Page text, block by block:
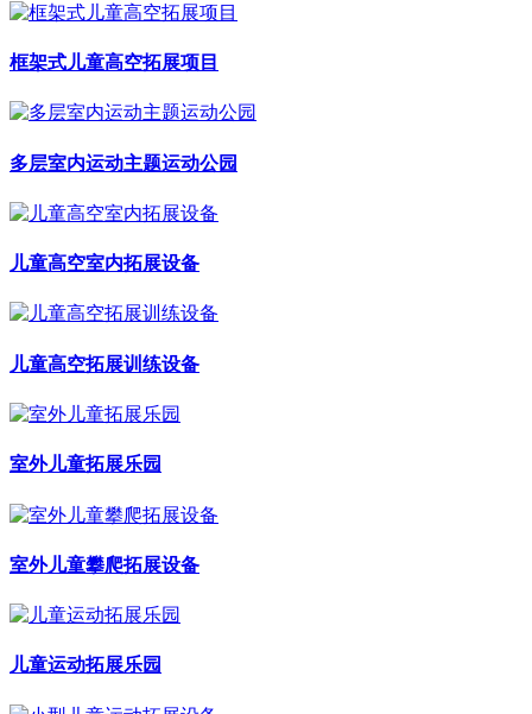
框架式儿童高空拓展项目
多层室内运动主题运动公园
儿童高空室内拓展设备
儿童高空拓展训练设备
室外儿童拓展乐园
室外儿童攀爬拓展设备
儿童运动拓展乐园